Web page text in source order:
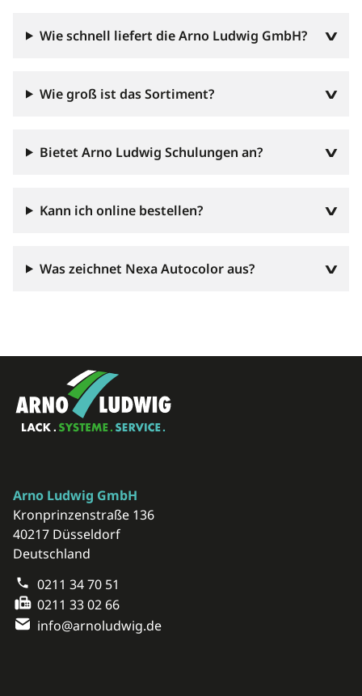
Wie schnell liefert die Arno Ludwig GmbH?
Wie groß ist das Sortiment?
Bietet Arno Ludwig Schulungen an?
Kann ich online bestellen?
Was zeichnet Nexa Autocolor aus?
Arno Ludwig GmbH
Kronprinzenstraße 136
40217 Düsseldorf
Deutschland
0211 34 70 51
0211 33 02 66
info@arnoludwig.de